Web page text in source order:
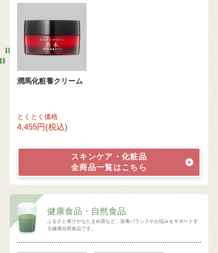
潤馬化粧養クリーム
とくとく価格
4,455円(税込)
スキンケア・化粧品
全商品一覧はこちら
健康食品・自然食品
ふるさと青汁やなたまめ茶など、栄養バランスやお悩みをサポートす
る健康自然食品です。